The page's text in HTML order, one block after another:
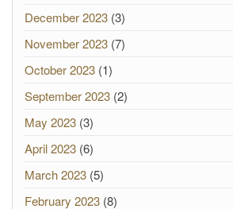
December 2023 (3)
November 2023 (7)
October 2023 (1)
September 2023 (2)
May 2023 (3)
April 2023 (6)
March 2023 (5)
February 2023 (8)